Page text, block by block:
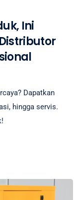
Ini
Dapatkan
hingga servis.